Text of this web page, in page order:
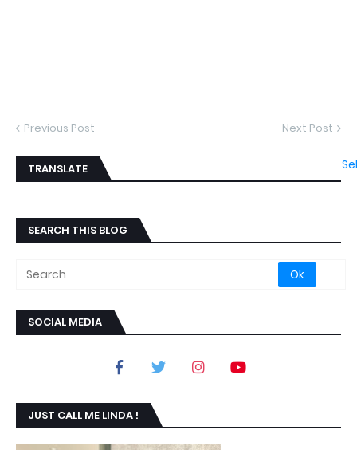
Previous Post Next Post
TRANSLATE
SEARCH THIS BLOG
SOCIAL MEDIA
JUST CALL ME LINDA !